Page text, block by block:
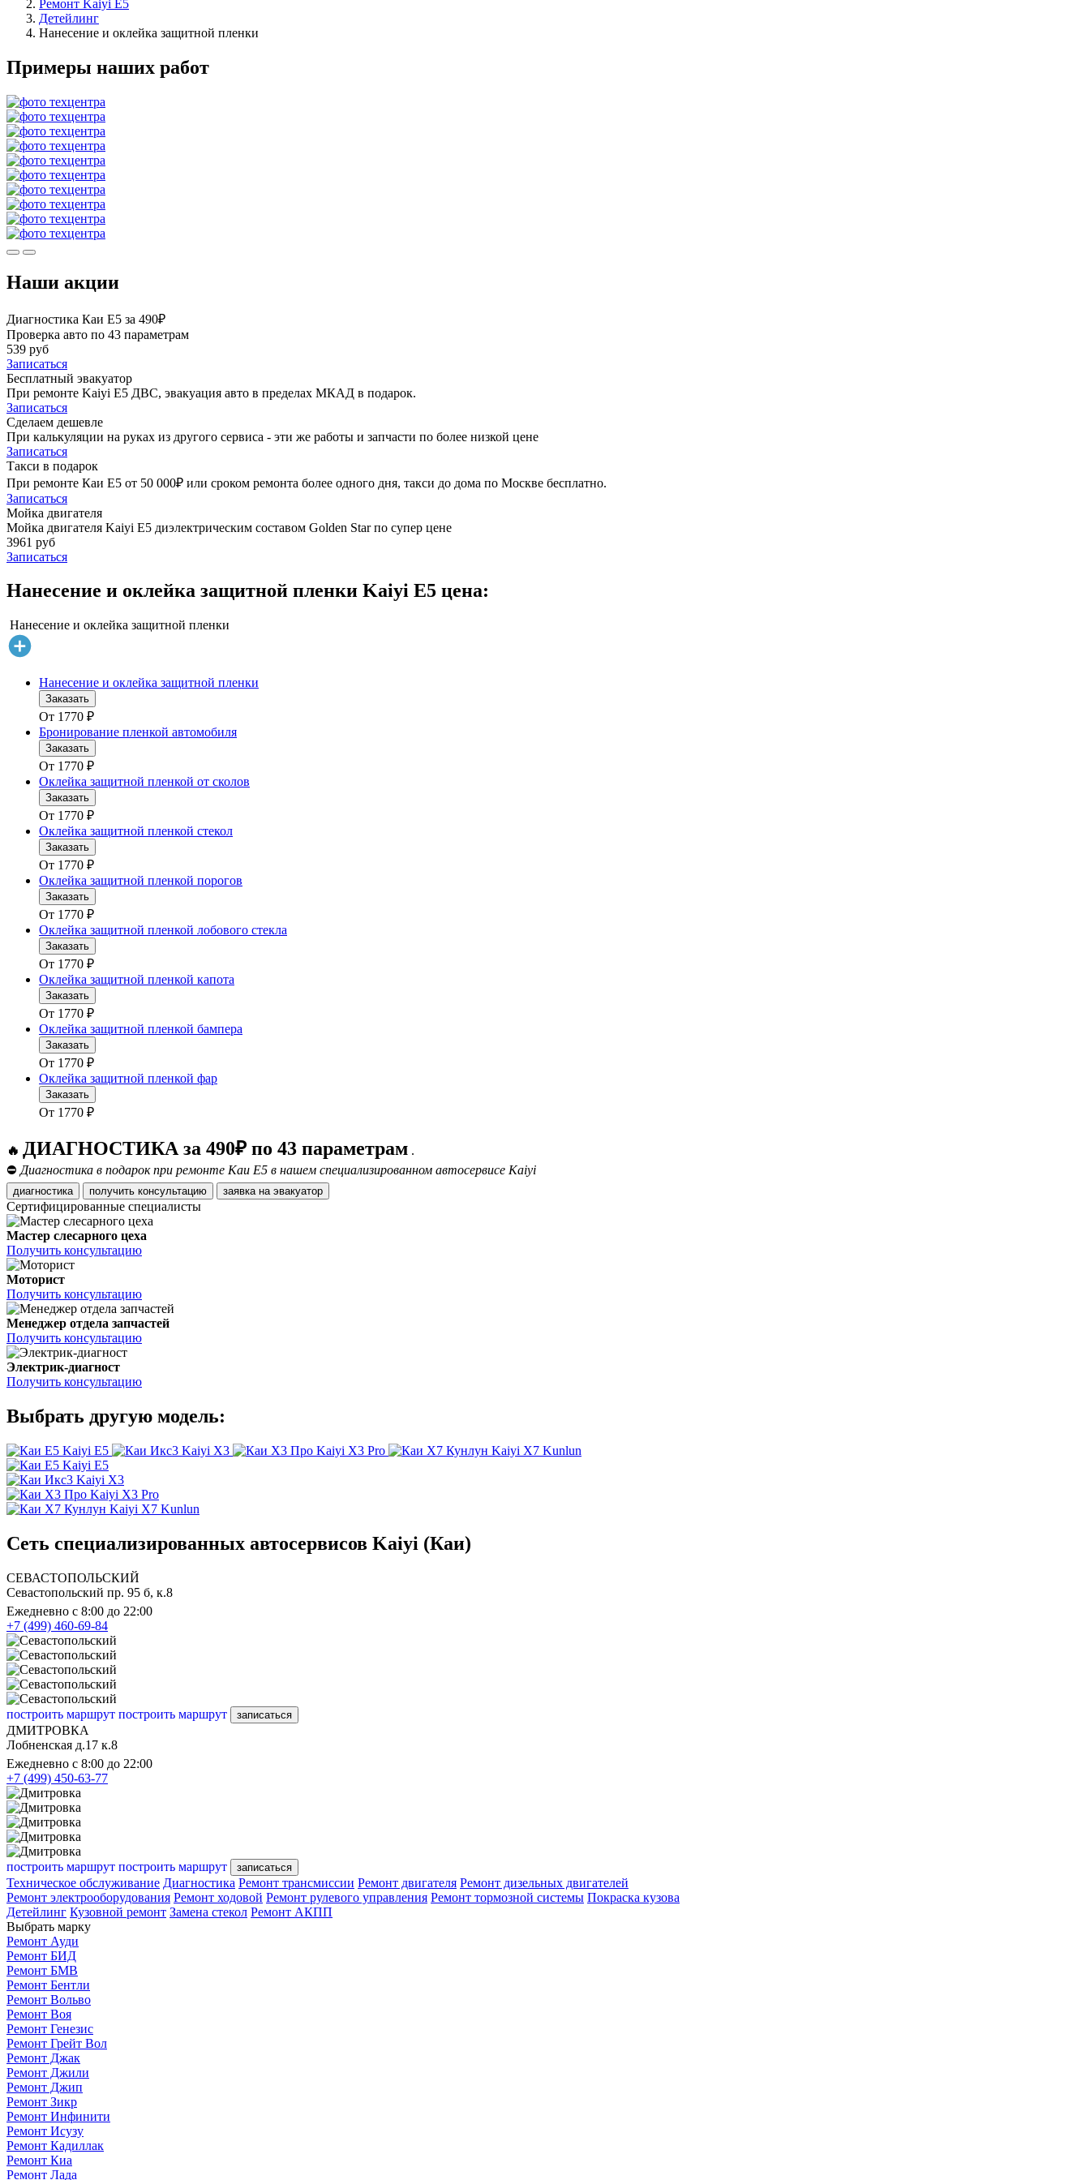
Ремонт Kaiyi E5
Детейлинг
Нанесение и оклейка защитной пленки
Примеры наших работ
Наши акции
Диагностика Каи Е5 за 490₽
Проверка авто по 43 параметрам
539 руб
Записаться
Бесплатный эвакуатор
При ремонте Kaiyi E5 ДВС, эвакуация авто в пределах МКАД в подарок.
Записаться
Сделаем дешевле
При калькуляции на руках из другого сервиса - эти же работы и запчасти по более низкой цене
Записаться
Такси в подарок
При ремонте Каи Е5 от 50 000₽ или сроком ремонта более одного дня, такси до дома по Москве бесплатно.
Записаться
Мойка двигателя
Мойка двигателя Kaiyi E5 диэлектрическим составом Golden Star по супер цене
3961 руб
Записаться
Нанесение и оклейка защитной пленки Kaiyi E5 цена:
Нанесение и оклейка защитной пленки
Нанесение и оклейка защитной пленки
Заказать
От 1770 ₽
Бронирование пленкой автомобиля
Заказать
От 1770 ₽
Оклейка защитной пленкой от сколов
Заказать
От 1770 ₽
Оклейка защитной пленкой стекол
Заказать
От 1770 ₽
Оклейка защитной пленкой порогов
Заказать
От 1770 ₽
Оклейка защитной пленкой лобового стекла
Заказать
От 1770 ₽
Оклейка защитной пленкой капота
Заказать
От 1770 ₽
Оклейка защитной пленкой бампера
Заказать
От 1770 ₽
Оклейка защитной пленкой фар
Заказать
От 1770 ₽
🔥 ДИАГНОСТИКА за 490₽ по 43 параметрам .
⛔ Диагностика в подарок при ремонте Каи Е5 в нашем специализированном автосервисе Kaiyi
диагностика получить консультацию заявка на эвакуатор
Сертифицированные специалисты
Мастер слесарного цеха
Получить консультацию
Моторист
Получить консультацию
Менеджер отдела запчастей
Получить консультацию
Электрик-диагност
Получить консультацию
Выбрать другую модель:
Kaiyi E5 Kaiyi X3 Kaiyi X3 Pro
Kaiyi X7 Kunlun
Kaiyi E5
Kaiyi X3
Kaiyi X3 Pro
Kaiyi X7 Kunlun
Сеть специализированных автосервисов Kaiyi (Каи)
СЕВАСТОПОЛЬСКИЙ
Севастопольский пр. 95 б, к.8
Ежедневно с 8:00 до 22:00
+7 (499) 460-69-84
построить маршрут построить маршрут записаться
ДМИТРОВКА
Лобненская д.17 к.8
Ежедневно с 8:00 до 22:00
+7 (499) 450-63-77
построить маршрут построить маршрут записаться
Техническое обслуживание Диагностика Ремонт трансмиссии Ремонт двигателя Ремонт дизельных двигателей
Ремонт электрооборудования Ремонт ходовой Ремонт рулевого управления Ремонт тормозной системы Покраска кузова
Детейлинг Кузовной ремонт Замена стекол Ремонт АКПП
Выбрать марку
Ремонт Ауди
Ремонт БИД
Ремонт БМВ
Ремонт Бентли
Ремонт Вольво
Ремонт Воя
Ремонт Генезис
Ремонт Грейт Вол
Ремонт Джак
Ремонт Джили
Ремонт Джип
Ремонт Зикр
Ремонт Инфинити
Ремонт Исузу
Ремонт Кадиллак
Ремонт Киа
Ремонт Лада